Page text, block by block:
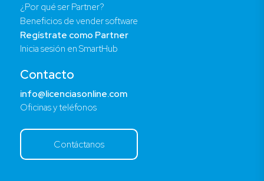
¿Por qué ser Partner?
Beneficios de vender software
Regístrate como Partner
Inicia sesión en SmartHub
Contacto
info@licenciasonline.com
Oficinas y teléfonos
Contáctanos